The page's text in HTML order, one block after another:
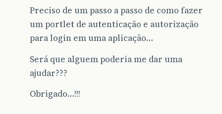
Preciso de um passo a passo de como fazer
um portlet de autenticação e autorização
para login em uma aplicação…
Será que alguem poderia me dar uma
ajudar???
Obrigado…!!!